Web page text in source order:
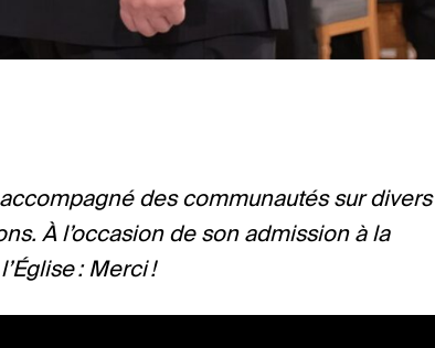
des communautés sur divers
À l’occasion de son admission à la
: Merci !